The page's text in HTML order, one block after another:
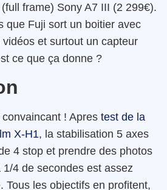
frame) Sony A7 III (2 299€).
que Fuji sort un boitier avec
et surtout un capteur
ce que ça donne ?
! Apres test de la
X-H1, la stabilisation 5 axes
4 stop et prendre des photos
1/4 de secondes est assez
Tous les objectifs en profitent,